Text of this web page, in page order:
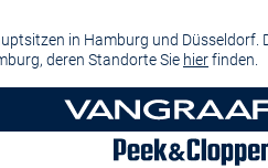
in Hamburg und Düsseldorf.
deren Standorte Sie hierfinden.